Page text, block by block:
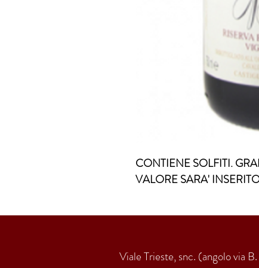
CONTIENE SOLFITI.
VALORE SARA'
Viale Trieste, snc. (angolo via